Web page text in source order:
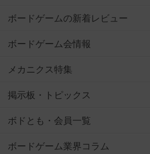
ボードゲームの新着レビュー
ボードゲーム会情報
メカニクス特集
掲示板・トピックス
ボドとも・会員一覧
ボードゲーム業界コラム